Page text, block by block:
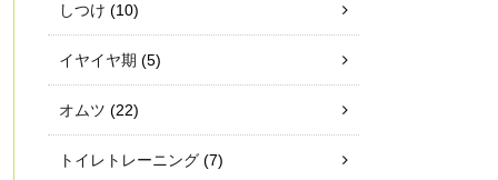
しつけ (10)
イヤイヤ期 (5)
オムツ (22)
トイレトレーニング (7)